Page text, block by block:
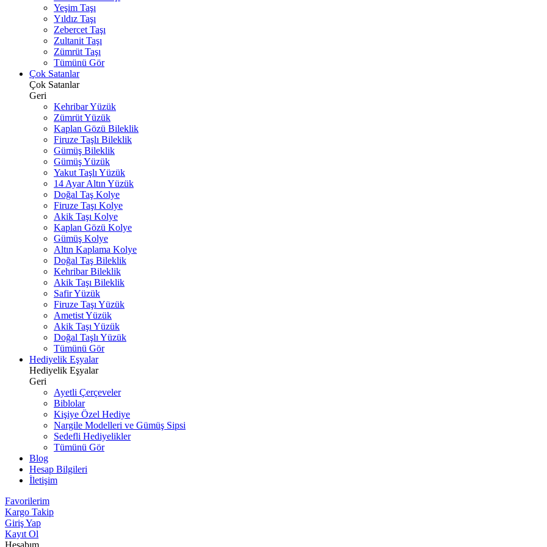
Yeşim Taşı
Yıldız Taşı
Zebercet Taşı
Zultanit Taşı
Zümrüt Taşı
Tümünü Gör
Çok Satanlar
Çok Satanlar
Geri
Kehribar Yüzük
Zümrüt Yüzük
Kaplan Gözü Bileklik
Firuze Taşlı Bileklik
Gümüş Bileklik
Gümüş Yüzük
Yakut Taşlı Yüzük
14 Ayar Altın Yüzük
Doğal Taş Kolye
Firuze Taşı Kolye
Akik Taşı Kolye
Kaplan Gözü Kolye
Gümüş Kolye
Altın Kaplama Kolye
Doğal Taş Bileklik
Kehribar Bileklik
Akik Taşı Bileklik
Safir Yüzük
Firuze Taşı Yüzük
Ametist Yüzük
Akik Taşı Yüzük
Doğal Taşlı Yüzük
Tümünü Gör
Hediyelik Eşyalar
Hediyelik Eşyalar
Geri
Ayetli Çerçeveler
Biblolar
Kişiye Özel Hediye
Nargile Modelleri ve Gümüş Sipsi
Sedefli Hediyelikler
Tümünü Gör
Blog
Hesap Bilgileri
İletişim
Favorilerim
Kargo Takip
Giriş Yap
Kayıt Ol
Hesabım